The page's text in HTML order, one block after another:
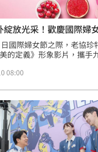
綻放光采！歡慶國際婦
國際婦女節之際，老協珍
美的定義》形象影片，攜手
邀請了女力大使─程予希
透過鏡頭詮釋她們對於「
老協珍美顏飲從內而外滋
每位女性獨一無二的光采。
08:00